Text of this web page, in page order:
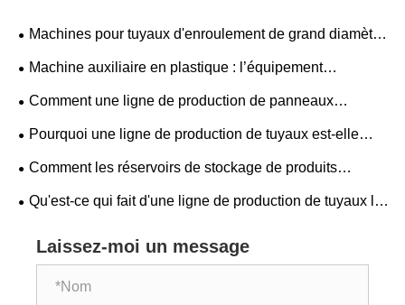
Machines pour tuyaux d'enroulement de grand diamètre
en PEHD : un guide pratique avec des paramètres clés
Machine auxiliaire en plastique : l’équipement
secondaire peut-il vraiment déterminer la qualité de la
Comment une ligne de production de panneaux
améliore-t-elle l’efficacité de la fabrication ?
Pourquoi une ligne de production de tuyaux est-elle
essentielle pour les industries manufacturières modernes
Comment les réservoirs de stockage de produits
chimiques PPH sont-ils produits ?
Qu'est-ce qui fait d'une ligne de production de tuyaux le
Laissez-moi un message